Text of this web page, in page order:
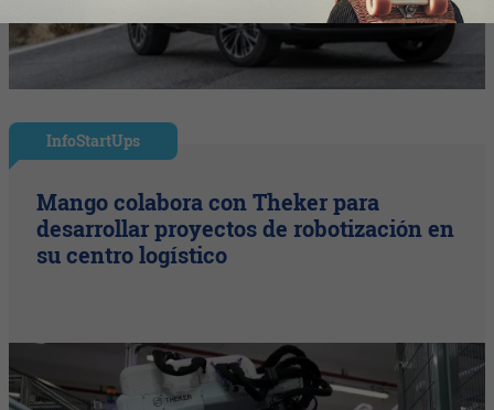
InfoStartUps
Mango colabora con Theker para
desarrollar proyectos de robotización en
su centro logístico